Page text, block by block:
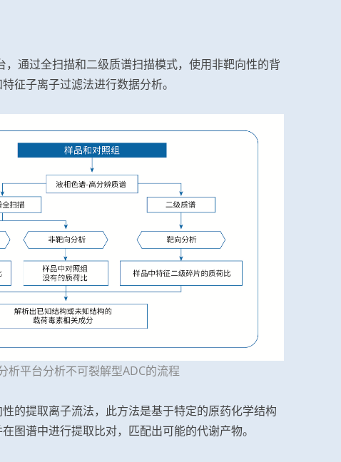
，通过全扫描和二级质谱扫描模式，使用非靶向性的背
征子离子过滤法进行数据分析。
析平台分析不可裂解型ADC的流程
的提取离子流法，此方法是基于特定的原药化学结构
图谱中进行提取比对，匹配出可能的代谢产物。